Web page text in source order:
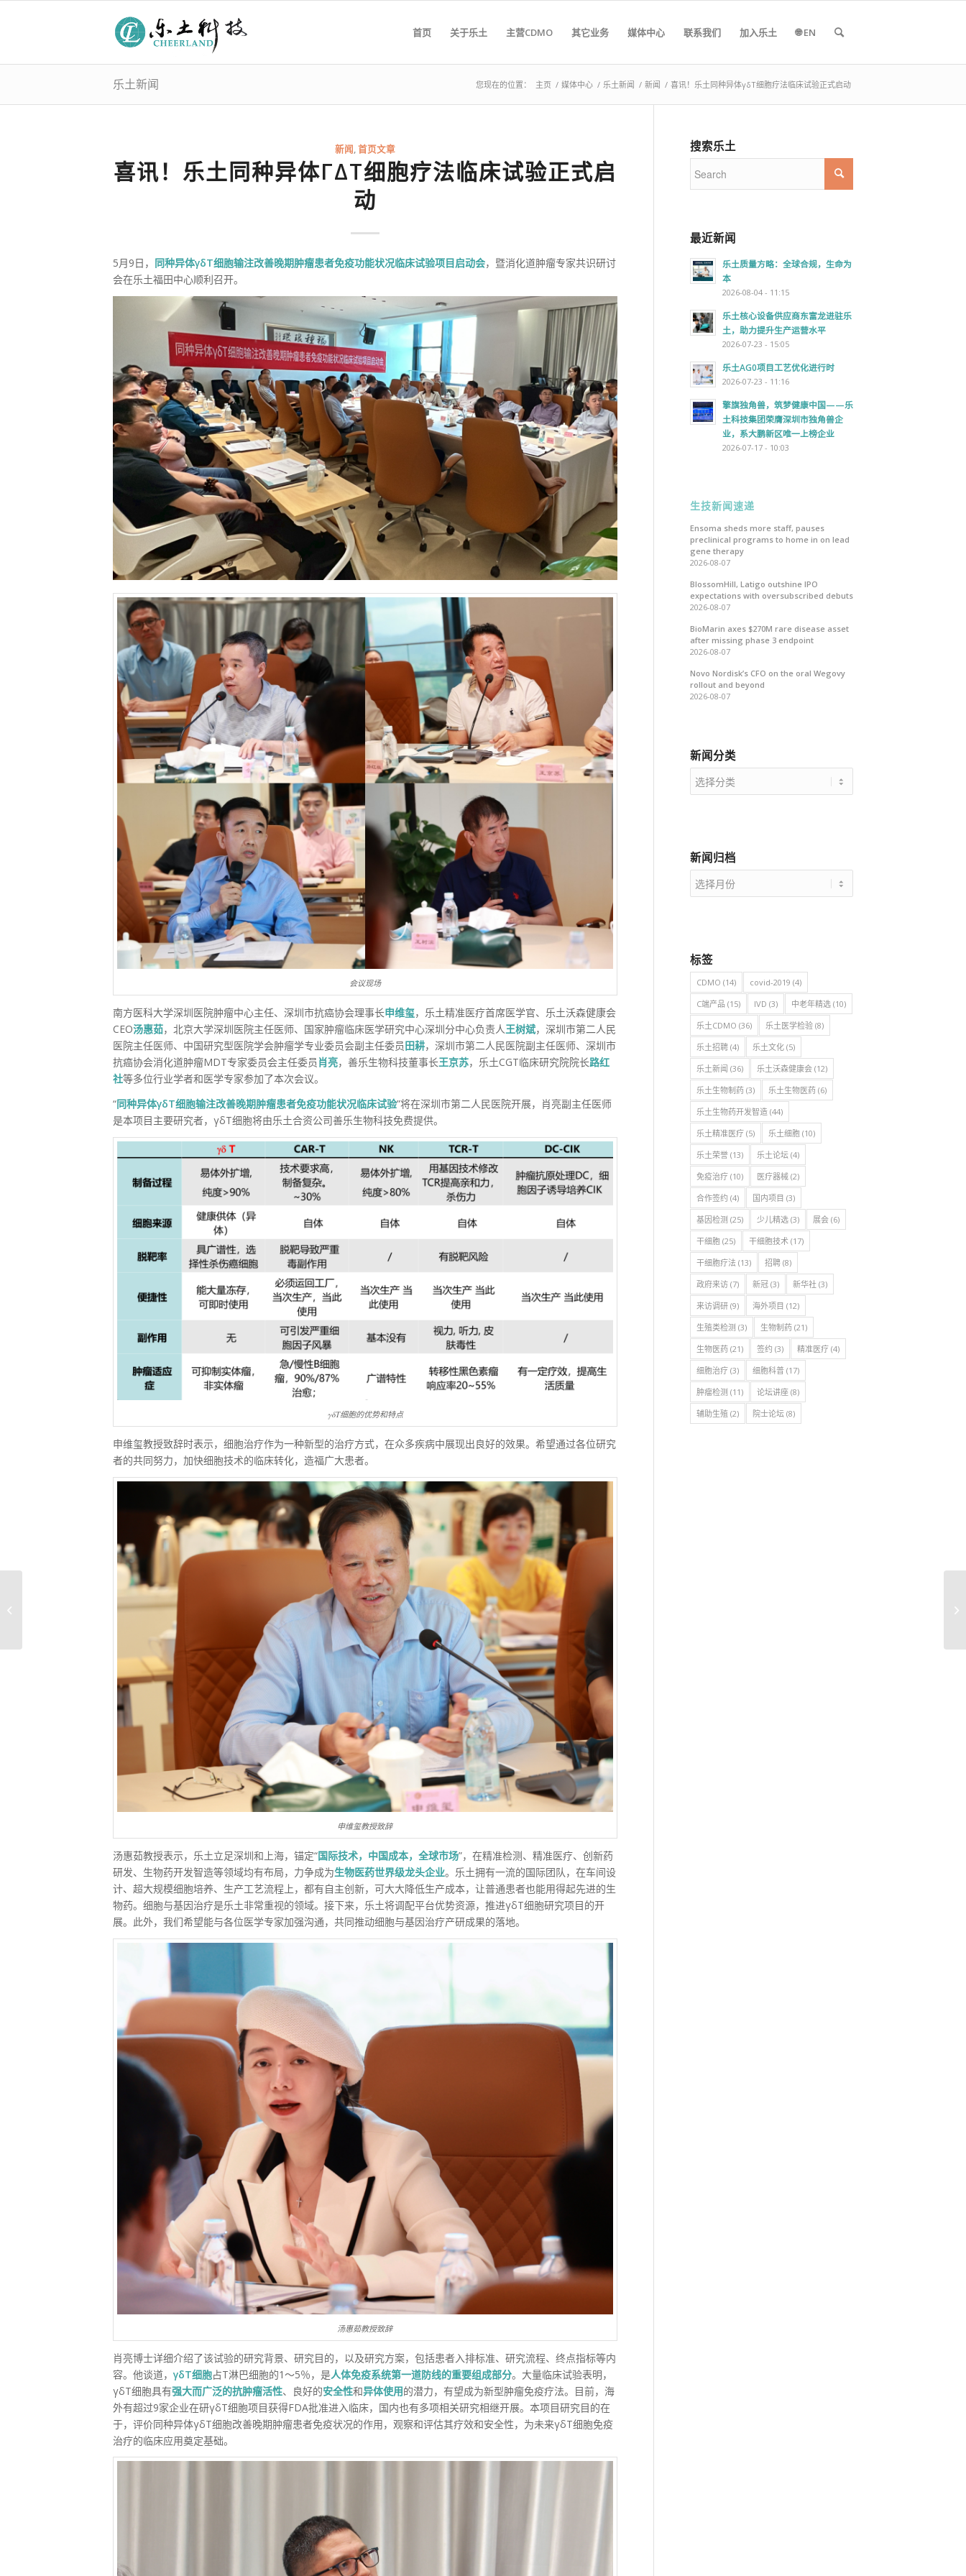
首页 关于乐土 主营CDMO 其它业务 媒体中心 联系我们 加入乐土 🌐 EN
乐土新闻 您现在的位置： 主页 / 媒体中心 / 乐土新闻 / 新闻 / 喜讯！乐土同种异体γδT细胞疗法临床试验正式启动
新闻,首页文章
喜讯！乐土同种异体ΓΔT细胞疗法临床试验正式启
动
5月9日， 同种异体γδT细胞输注改善晚期肿瘤患者免疫功能状况临床试验项目启动会，暨消化道肿瘤专家共识研讨
会在乐土福田中心顺利召开。
会议现场
南方医科大学深圳医院肿瘤中心主任、深圳市抗癌协会理事长申维玺，乐土精准医疗首席医学官、乐土沃森健康会
CEO汤惠茹，北京大学深圳医院主任医师、国家肿瘤临床医学研究中心深圳分中心负责人王树斌，深圳市第二人民
医院主任医师、中国研究型医院学会肿瘤学专业委员会副主任委员田耕，深圳市第二人民医院副主任医师、深圳市
抗癌协会消化道肿瘤MDT专家委员会主任委员 肖亮，善乐生物科技董事长王京苏，乐土CGT临床研究院院长路红
社等多位行业学者和医学专家参加了本次会议。
“同种异体γδT细胞输注改善晚期肿瘤患者免疫功能状况临床试验”将在深圳市第二人民医院开展，肖亮副主任医师
是本项目主要研究者，γδT细胞将由乐土合资公司善乐生物科技免费提供。
γδT细胞的优势和特点
申维玺教授致辞时表示，细胞治疗作为一种新型的治疗方式，在众多疾病中展现出良好的效果。希望通过各位研究
者的共同努力，加快细胞技术的临床转化，造福广大患者。
申维玺教授致辞
汤惠茹教授表示，乐土立足深圳和上海，锚定“国际技术，中国成本，全球市场”，在精准检测、精准医疗、创新药
研发、生物药开发智造等领域均有布局，力争成为生物医药世界级龙头企业。乐土拥有一流的国际团队，在车间设
计、超大规模细胞培养、生产工艺流程上，都有自主创新，可大大降低生产成本，让普通患者也能用得起先进的生
物药。细胞与基因治疗是乐土非常重视的领域。接下来，乐土将调配平台优势资源，推进γδT细胞研究项目的开
展。此外，我们希望能与各位医学专家加强沟通，共同推动细胞与基因治疗产研成果的落地。
汤惠茹教授致辞
肖亮博士详细介绍了该试验的研究背景、研究目的，以及研究方案，包括患者入排标准、研究流程、终点指标等内
容。他谈道， γδT细胞占T淋巴细胞的1～5％，是人体免疫系统第一道防线的重要组成部分。大量临床试验表明，
γδT细胞具有强大而广泛的抗肿瘤活性、良好的安全性和异体使用的潜力，有望成为新型肿瘤免疫疗法。目前，海
外有超过9家企业在研γδT细胞项目获得FDA批准进入临床，国内也有多项相关研究相继开展。本项目研究目的在
于，评价同种异体γδT细胞改善晚期肿瘤患者免疫状况的作用，观察和评估其疗效和安全性，为未来γδT细胞免疫
治疗的临床应用奠定基础。
搜索乐土
最近新闻
乐土质量方略：全球合规，生命为
本
2026-08-04 - 11:15
乐土核心设备供应商东富龙进驻乐
土，助力提升生产运营水平
2026-07-23 - 15:05
乐土AG0项目工艺优化进行时
2026-07-23 - 11:16
擎旗独角兽，筑梦健康中国——乐
土科技集团荣膺深圳市独角兽企
业，系大鹏新区唯一上榜企业
2026-07-17 - 10:03
生技新闻速递
Ensoma sheds more staff, pauses
preclinical programs to home in on lead
gene therapy
2026-08-07
BlossomHill, Latigo outshine IPO
expectations with oversubscribed debuts
2026-08-07
BioMarin axes $270M rare disease asset
after missing phase 3 endpoint
2026-08-07
Novo Nordisk’s CFO on the oral Wegovy
rollout and beyond
2026-08-07
新闻分类
新
闻
新闻归档
标签
CDMO (14) covid-2019 (4)
C端产品 (15) IVD (3) 中老年精选(10)
乐土CDMO (36) 乐土医学检验(8)
乐土招聘(4) 乐土文化(5)
乐土新闻 (36) 乐土沃森健康会(12)
乐土生物制药(3) 乐土生物医药(6)
乐土生物药开发智造(44)
乐土精准医疗(5) 乐土细胞(10)
乐土荣誉(13) 乐土论坛(4)
免疫治疗(10) 医疗器械(2)
合作签约 (4) 国内项目 (3)
基因检测 (25) 少儿精选(3) 展会(6)
干细胞(25) 干细胞技术(17)
干细胞疗法(13) 招聘(8)
政府来访(7) 新冠(3) 新华社(3)
来访调研(9) 海外项目 (12)
生殖类检测 (3) 生物制药(21)
生物医药(21) 签约 (3) 精准医疗(4)
细胞治疗(3) 细胞科普(17)
肿瘤检测 (11) 论坛讲座(8)
辅助生殖 (2) 院士论坛(8)
放司司长徐建平率队调